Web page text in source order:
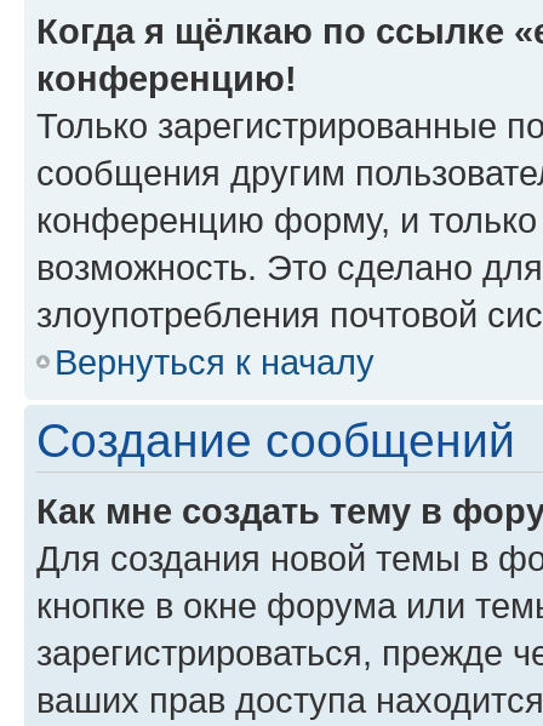
Когда я щёлкаю по ссылке
конференцию!
Только зарегистрированные
сообщения другим
конференцию форму, и
возможность. Это сделано
злоупотребления почтовой
Вернуться к началу
Создание сообщений
Как мне создать тему в
Для создания новой темы в
кнопке в окне форума или
зарегистрироваться, прежде
ваших прав доступа